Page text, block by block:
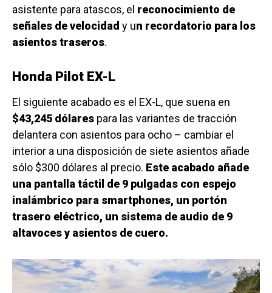
asistente para atascos, el reconocimiento de
señales de velocidad y un recordatorio para los
asientos traseros.
Honda Pilot EX-L
El siguiente acabado es el EX-L, que suena en
$43,245 dólares para las variantes de tracción
delantera con asientos para ocho – cambiar el
interior a una disposición de siete asientos añade
sólo $300 dólares al precio. Este acabado añade
una pantalla táctil de 9 pulgadas con espejo
inalámbrico para smartphones, un portón
trasero eléctrico, un sistema de audio de 9
altavoces y asientos de cuero.